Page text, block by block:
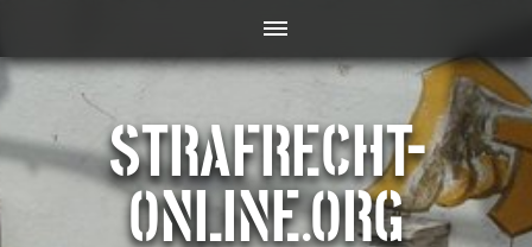
STRAFRECHT-
ONLINE.ORG